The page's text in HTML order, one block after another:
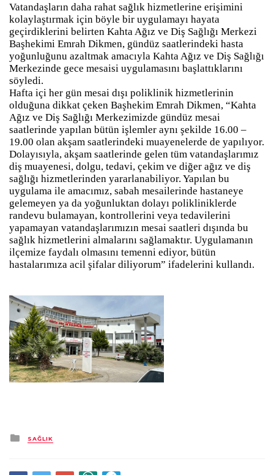
Vatandaşların daha rahat sağlık hizmetlerine erişimini
kolaylaştırmak için böyle bir uygulamayı hayata
geçirdiklerini belirten Kahta Ağız ve Diş Sağlığı Merkezi
Başhekimi Emrah Dikmen, gündüz saatlerindeki hasta
yoğunluğunu azaltmak amacıyla Kahta Ağız ve Diş Sağlığı
Merkezinde gece mesaisi uygulamasını başlattıklarını
söyledi.
Hafta içi her gün mesai dışı poliklinik hizmetlerinin
olduğuna dikkat çeken Başhekim Emrah Dikmen, “Kahta
Ağız ve Diş Sağlığı Merkezimizde gündüz mesai
saatlerinde yapılan bütün işlemler aynı şekilde 16.00 –
19.00 olan akşam saatlerindeki muayenelerde de yapılıyor.
Dolayısıyla, akşam saatlerinde gelen tüm vatandaşlarımız
diş muayenesi, dolgu, tedavi, çekim ve diğer ağız ve diş
sağlığı hizmetlerinden yararlanabiliyor. Yapılan bu
uygulama ile amacımız, sabah mesailerinde hastaneye
gelemeyen ya da yoğunluktan dolayı polikliniklerde
randevu bulamayan, kontrollerini veya tedavilerini
yapamayan vatandaşlarımızın mesai saatleri dışında bu
sağlık hizmetlerini almalarını sağlamaktır. Uygulamanın
ilçemize faydalı olmasını temenni ediyor, bütün
hastalarımıza acil şifalar diliyorum” ifadelerini kullandı.
Kategori
SAĞLIK